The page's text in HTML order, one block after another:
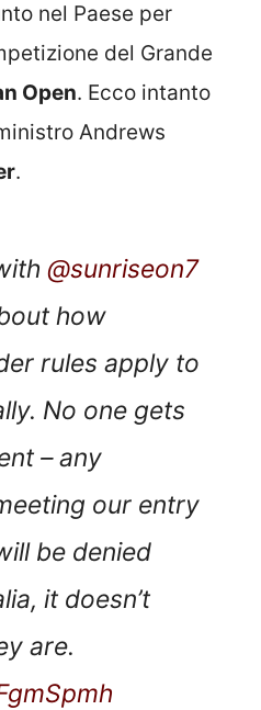
nel Paese per
del Grande
Open. Ecco intanto
Andrews
.
@sunriseon7
how
rules apply to
No one gets
– any
our entry
be denied
it doesn’t
are.